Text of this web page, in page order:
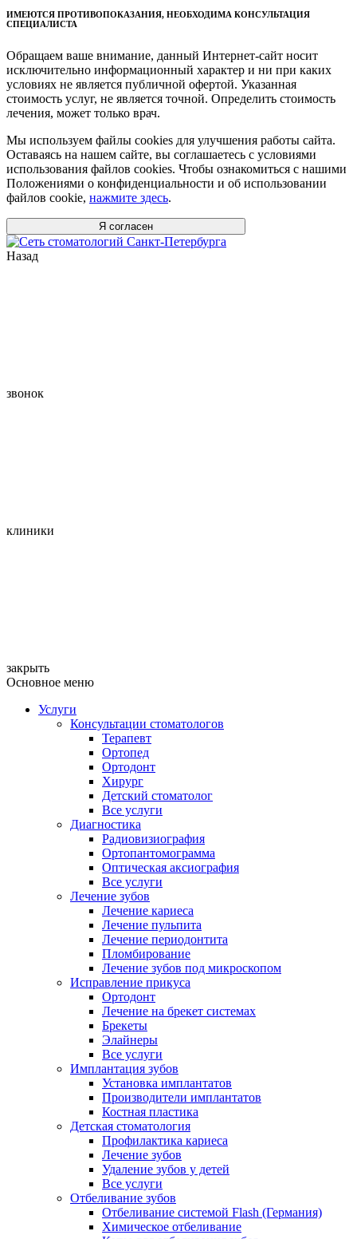
ИМЕЮТСЯ ПРОТИВОПОКАЗАНИЯ, НЕОБХОДИМА КОНСУЛЬТАЦИЯ
СПЕЦИАЛИСТА
Обращаем ваше внимание, данный Интернет-сайт носит
исключительно информационный характер и ни при каких
условиях не является публичной офертой. Указанная
стоимость услуг, не является точной. Определить стоимость
лечения, может только врач.
Мы используем файлы cookies для улучшения работы сайта.
Оставаясь на нашем сайте, вы соглашаетесь с условиями
использования файлов cookies. Чтобы ознакомиться с нашими
Положениями о конфиденциальности и об использовании
файлов cookie, нажмите здесь.
Я согласен
Назад
звонок
клиники
закрыть
Основное меню
Услуги
Консультации стоматологов
Терапевт
Ортопед
Ортодонт
Хирург
Детский стоматолог
Все услуги
Диагностика
Радиовизиография
Ортопантомограмма
Оптическая аксиография
Все услуги
Лечение зубов
Лечение кариеса
Лечение пульпита
Лечение периодонтита
Пломбирование
Лечение зубов под микроскопом
Исправление прикуса
Ортодонт
Лечение на брекет системах
Брекеты
Элайнеры
Все услуги
Имплантация зубов
Установка имплантатов
Производители имплантатов
Костная пластика
Детская стоматология
Профилактика кариеса
Лечение зубов
Удаление зубов у детей
Все услуги
Отбеливание зубов
Отбеливание системой Flash (Германия)
Химическое отбеливание